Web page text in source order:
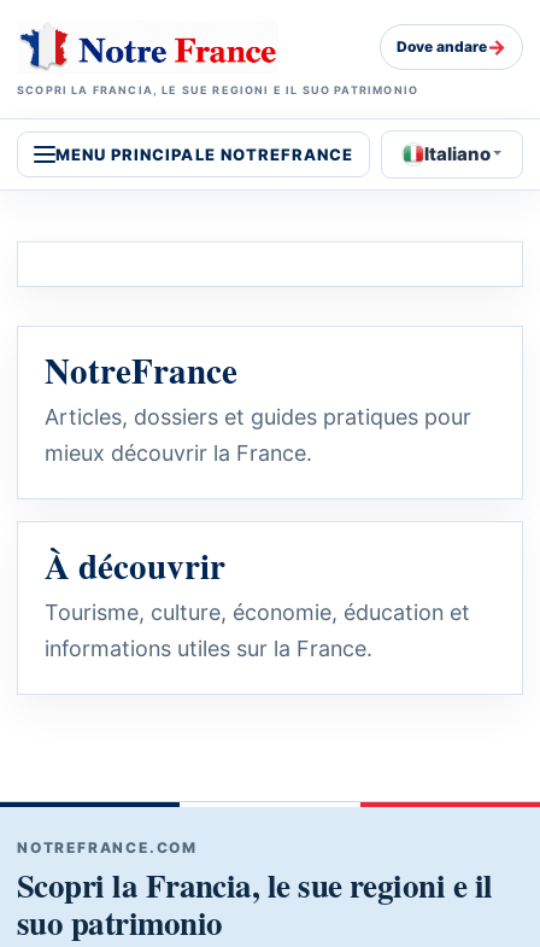
SCOPRI LA FRANCIA, LE SUE REGIONI E IL SUO PATRIMONIO
Dove andare→
MENU PRINCIPALE NOTREFRANCE Italiano
NotreFrance
Articles, dossiers et guides pratiques pour
mieux découvrir la France.
À découvrir
Tourisme, culture, économie, éducation et
informations utiles sur la France.
NOTREFRANCE.COM
Scopri la Francia, le sue regioni e il
suo patrimonio